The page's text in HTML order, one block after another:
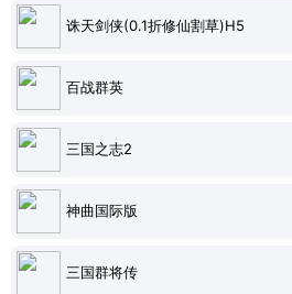
诛天剑侠(0.1折修仙割草)H5
百战群英
三国之志2
神曲国际版
三国群将传